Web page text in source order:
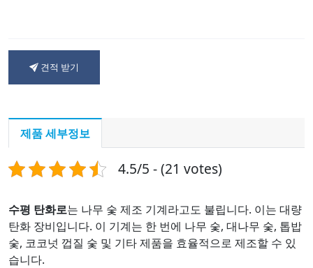
견적 받기
제품 세부정보
4.5/5 - (21 votes)
수평 탄화로는 나무 숯 제조 기계라고도 불립니다. 이는 대량
탄화 장비입니다. 이 기계는 한 번에 나무 숯, 대나무 숯, 톱밥
숯, 코코넛 껍질 숯 및 기타 제품을 효율적으로 제조할 수 있
습니다.